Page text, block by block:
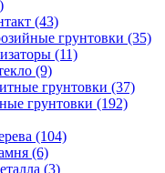
(43)
грунтовки (35)
(11)
(9)
грунтовки (37)
грунтовки (192)
(104)
(6)
(3)